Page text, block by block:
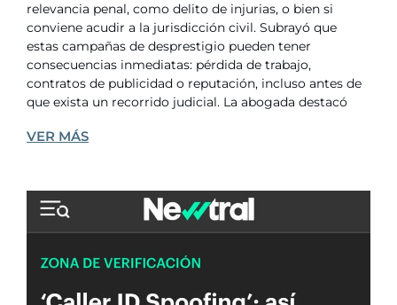
relevancia penal, como delito de injurias, o bien si
conviene acudir a la jurisdicción civil. Subrayó que
estas campañas de desprestigio pueden tener
consecuencias inmediatas: pérdida de trabajo,
contratos de publicidad o reputación, incluso antes de
que exista un recorrido judicial. La abogada destacó
VER MÁS